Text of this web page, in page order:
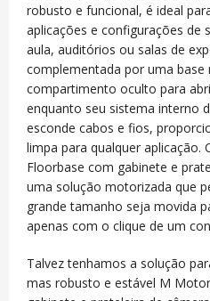
robusto e funcional, é ideal
aplicações e configurações de
aula, auditórios ou salas de
complementada por uma
compartimento oculto para
enquanto seu sistema interno
esconde cabos e fios,
limpa para qualquer aplicação.
Floorbase com gabinete e
uma solução motorizada que
grande tamanho seja movida
apenas com o clique de um
Talvez tenhamos a solução
mas robusto e estável M